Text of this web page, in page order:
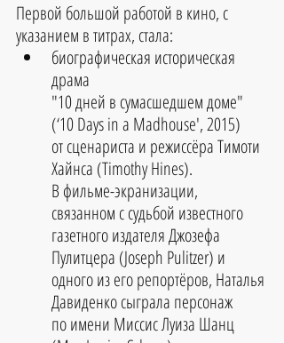
Первой большой работой в кино, с
указанием в титрах, стала:
биографическая историческая
драма
"10 дней в сумасшедшем доме"
(‘10 Days in a Madhouse', 2015)
от сценариста и режиссёра Тимоти
Хайнса (Timothy Hines).
В фильме-экранизации,
связанном с судьбой известного
газетного издателя Джозефа
Пулитцера (Joseph Pulitzer) и
одного из его репортёров, Наталья
Давиденко сыграла персонаж
по имени Миссис Луиза Шанц